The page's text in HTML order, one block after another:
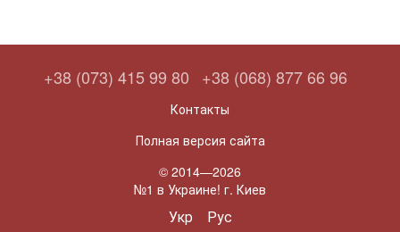
+38 (073) 415 99 80 +38 (068) 877 66 96
Контакты
Полная версия сайта
© 2014—2026
№1 в Украине! г. Киев
Укр Рус